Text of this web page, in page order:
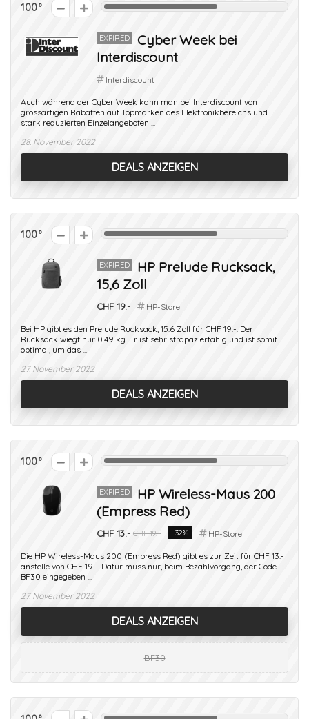
100
EXPIRED
Cyber Week bei
Interdiscount
Interdiscount
Auch während der Cyber Week kann man bei Interdiscount von
grossartigen Rabatten auf Topmarken des Elektronikbereichs und
stark reduzierten Einzelangeboten ...
28. November 2022
DEALS ANZEIGEN
100
EXPIRED
HP Prelude Rucksack,
15,6 Zoll
CHF 19.- HP-Store
Bei HP gibt es den Prelude Rucksack, 15.6 Zoll für CHF 19.-. Der
Rucksack wiegt nur 0.49 kg. Er ist sehr strapazierfähig und ist somit
optimal, um das ...
27. November 2022
DEALS ANZEIGEN
100
EXPIRED
HP Wireless-Maus 200
(Empress Red)
CHF 13.- CHF 19.-¹ -32% HP-Store
Die HP Wireless-Maus 200 (Empress Red) gibt es zur Zeit für CHF 13.-
anstelle von CHF 19.-. Dafür muss nur, beim Bezahlvorgang, der Code
BF30 eingegeben ...
27. November 2022
DEALS ANZEIGEN
BF30